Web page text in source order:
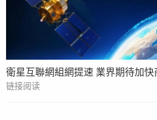
衛星互聯網組網提速 業界期待加快
链接阅读